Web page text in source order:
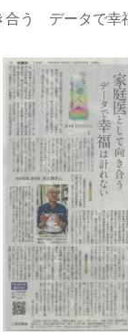
合う データで幸